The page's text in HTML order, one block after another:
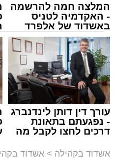
זה היה ארוע יוצא דופן.
במשך שעות ארוכות של
מתושבי אשדוד מהארוע
ואכן, כפי שהובטח, לא
אלא במעמד של טיש
לסחוף אליו את ההמונים
תוך האווירה השבתית של
המלצה חמה להרשמה
- האקדמיה לטניס
באשדוד של אלפרד
קריאולנסקי - לילדים
עורך דין דותן לינדנברג
- נפגעתם בתאונת
דרכים לחצו לקבל מה
אשדוד בקהילה > אשדוד